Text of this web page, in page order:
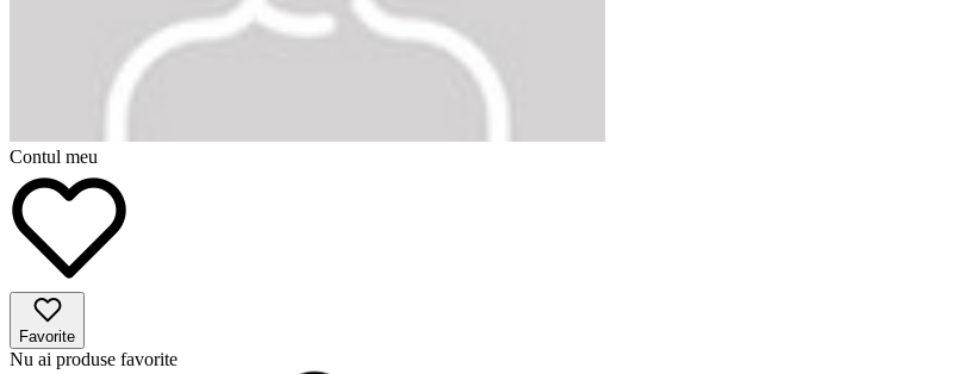
Contul meu
Favorite
Nu ai produse favorite